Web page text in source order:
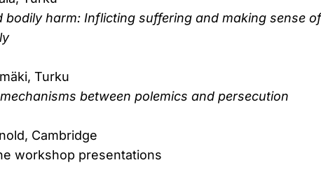
bodily harm: Inflicting suffering and making sense
Turku
between polemics and persecution
Cambridge
workshop presentations